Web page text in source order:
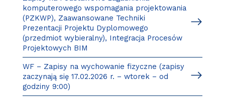
komputerowego wspomagania projektowania
(PZKWP), Zaawansowane Techniki
Prezentacji Projektu Dyplomowego
(przedmiot wybieralny), Integracja Procesów
Projektowych BIM
WF – Zapisy na wychowanie fizyczne (zapisy
zaczynają się 17.02.2026 r. – wtorek – od
godziny 9:00)